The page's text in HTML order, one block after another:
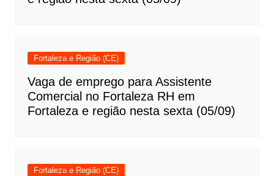
Fortaleza e Região (CE)
Vaga de emprego para Assistente
Comercial no Fortaleza RH em
Fortaleza e região nesta sexta (05/09)
Fortaleza e Região (CE)